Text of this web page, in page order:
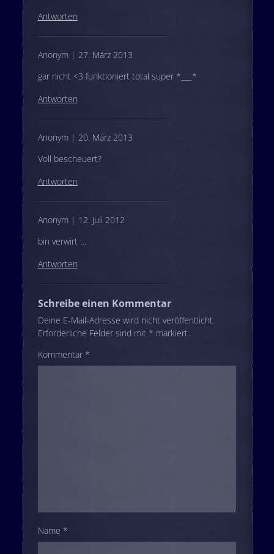
Antworten
Anonym | 27. März 2013
gar nicht <3 funktioniert total super *___*
Antworten
Anonym | 20. März 2013
Voll bescheuert?
Antworten
Anonym | 12. Juli 2012
bin verwirt …
Antworten
Schreibe einen Kommentar
Deine E-Mail-Adresse wird nicht veröffentlicht.
Erforderliche Felder sind mit * markiert
Kommentar *
Name *